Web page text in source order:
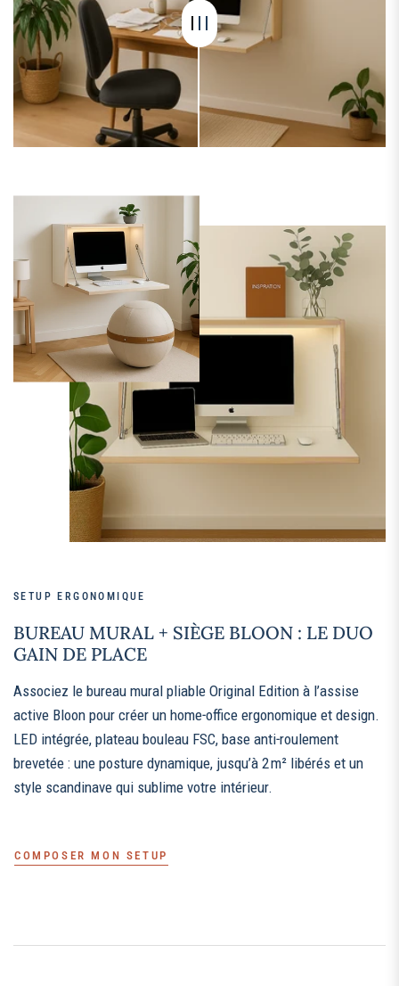
SETUP ERGONOMIQUE
BUREAU MURAL + SIÈGE BLOON : LE DUO
GAIN DE PLACE
Associez le bureau mural pliable Original Edition à l’assise
active Bloon pour créer un home‑office ergonomique et design.
LED intégrée, plateau bouleau FSC, base anti‑roulement
brevetée : une posture dynamique, jusqu’à 2 m² libérés et un
style scandinave qui sublime votre intérieur.
COMPOSER MON SETUP